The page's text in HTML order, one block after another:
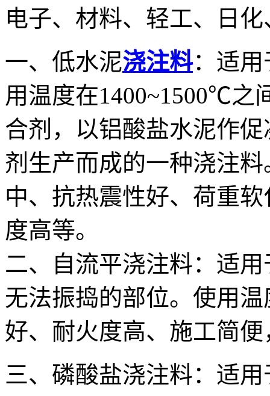
电子、材料、轻工、日
一、低水泥浇注料：适用
用温度在1400~1500℃之
合剂，以铝酸盐水泥作
剂生产而成的一种浇注
中、抗热震性好、荷重
度高等。
二、自流平浇注料：适
无法振捣的部位。使用
好、耐火度高、施工简
三、磷酸盐浇注料：适